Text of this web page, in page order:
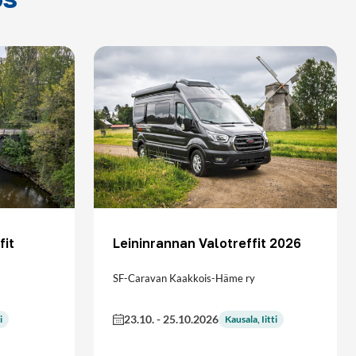
Leininrannan Valotreffit 2026
SF-Caravan Kaakkois-Häme ry
23.10.- 25.10.2026 Kausala, Iitti